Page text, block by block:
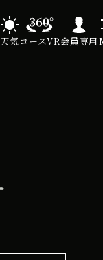
天気コースVR会員専用